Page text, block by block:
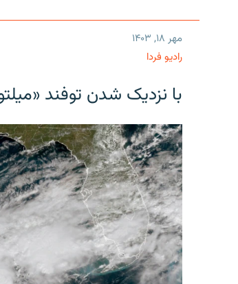
مهر ۱۸, ۱۴۰۳
رادیو فردا
با نزدیک شدن توفند